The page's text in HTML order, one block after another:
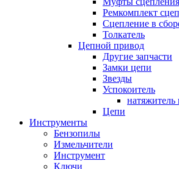
Ремкомплект
Сцепление в
Толкатель
Цепной привод
Другие запчасти
Замки цепи
Звезды
Успокоитель
натяжитель
Цепи
Инструменты
Бензопилы
Измельчители
Инструмент
Ключи